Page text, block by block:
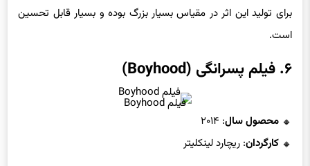
برای تولید این اثر در مقیاس بسیار بزرگ بوده و بسیار قابل تحسین
است.
۶. فیلم پسرانگی (Boyhood)
فیلم Boyhood
محصول سال: ۲۰۱۴
کارگردان: ریچارد لینکلیتر